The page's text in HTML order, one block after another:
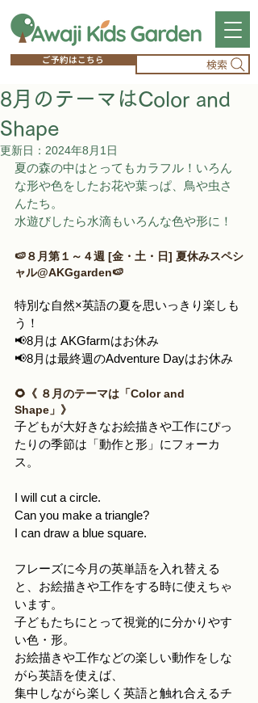
ご予約はこちら 検索
8月のテーマはColor and
Shape
更新日： 2024年8月1日
夏の森の中はとってもカラフル！いろん
な形や色をしたお花や葉っぱ、鳥や虫さ
んたち。
水遊びしたら水滴もいろんな色や形に！
🍉８月第１～４週 [金・土・日] 夏休みスペシ
ャル@AKGgarden🍉
特別な自然×英語の夏を思いっきり楽しも
う！
📢8月は AKGfarmはお休み
📢8月は最終週のAdventure Dayはお休み
🌻《 ８月のテーマは「Color and
Shape」》
子どもが大好きなお絵描きや工作にぴっ
たりの季節は「動作と形」にフォーカ
ス。
I will cut a circle.
Can you make a triangle?
I can draw a blue square.
フレーズに今月の英単語を入れ替える
と、お絵描きや工作をする時に使えちゃ
います。
子どもたちにとって視覚的に分かりやす
い色・形。
お絵描きや工作などの楽しい動作をしな
がら英語を使えば、
集中しながら楽しく英語と触れ合えるチ